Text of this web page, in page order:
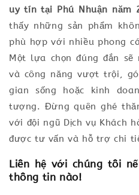
uy tín tại Phú Nhuận năm
thấy những sản phẩm
phù hợp với nhiều phong
Một lựa chọn đúng đắn
và công năng vượt trội,
gian sống hoặc kinh
tượng. Đừng quên ghé
với đội ngũ Dịch vụ Khách
được tư vấn và hỗ trợ chi
Liên hệ với chúng tôi
thông tin nào!